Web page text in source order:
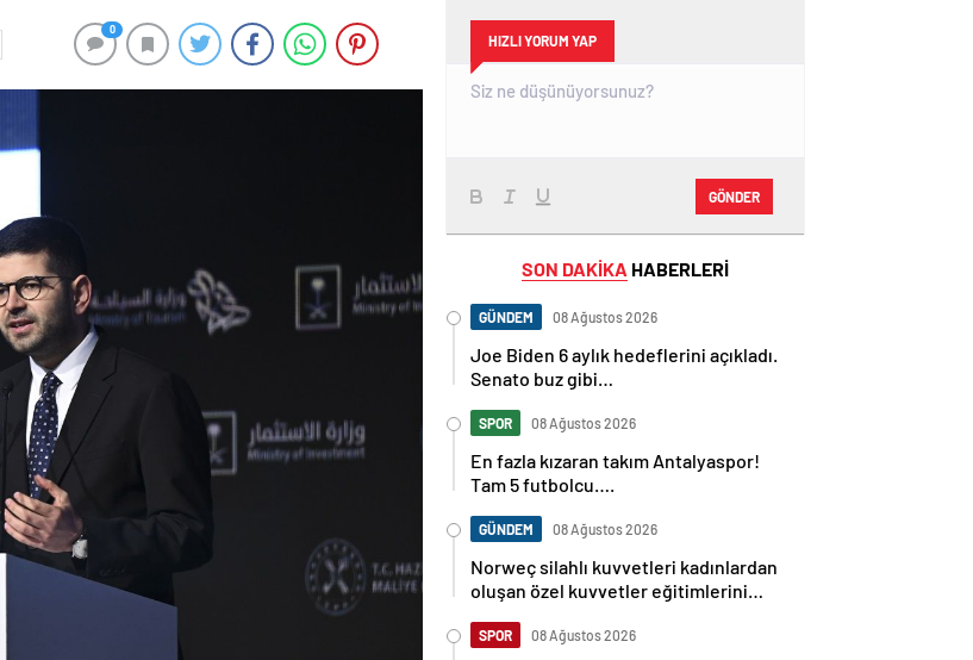
0
HIZLI YORUM YAP
GÖNDER
SON DAKİKA HABERLERİ
GÜNDEM 08 Ağustos 2026
Joe Biden 6 aylık hedeflerini açıkladı.
Senato buz gibi…
SPOR 08 Ağustos 2026
En fazla kızaran takım Antalyaspor!
Tam 5 futbolcu….
GÜNDEM 08 Ağustos 2026
Norweç silahlı kuvvetleri kadınlardan
oluşan özel kuvvetler eğitimlerini
SPOR 08 Ağustos 2026